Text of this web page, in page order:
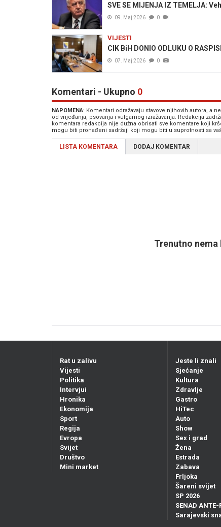
SVE SE MIJENJA IZ TEMELJA:
09. Maj 2026 0
VIJESTI
CIK BiH DONIO ODLUKU O
07. Maj 2026 0
Komentari - Ukupno 0
NAPOMENA: Komentari odražavaju stavove njihovih autora, a
od vrijeđanja, psovanja i vulgarnog izražavanja. Redakcija
komentara redakcija nije dužna obrisati sve komentare koji
mogu biti pronađeni sadržaji koji mogu biti u suprotnosti sa
LISTA KOMENTARA DODAJ KOMENTAR
Trenutno
Rat u zalivu
Vijesti
Politika
Intervjui
Hronika
Ekonomija
Sport
Regija
Evropa
Svijet
Društvo
Mini market
Jeste li znali
Sjećanje
Kultura
Zdravlje
Gastro
HiTec
Auto
Show
Sex i grad
Žena
Estrada
Zabava
Frljoka
Šareni svijet
SP 2026
SENAD ANTE-
Sarajevski